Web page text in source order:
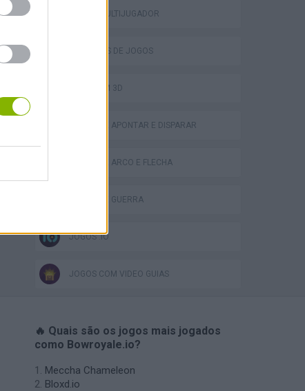
JOGOS MULTIJUGADOR
COLEÇÕES DE JOGOS
JOGOS EM 3D
JOGOS DE APONTAR E DISPARAR
JOGOS DE ARCO E FLECHA
JOGOS DE GUERRA
JOGOS .IO
JOGOS COM VIDEO GUIAS
🔥 Quais são os jogos mais jogados
como Bowroyale.io?
Meccha Chameleon
Bloxd.io